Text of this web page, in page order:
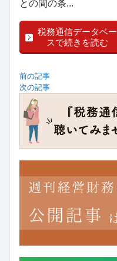
との間の条...
税務通信データベー
スで続きを読む
前の記事
次の記事